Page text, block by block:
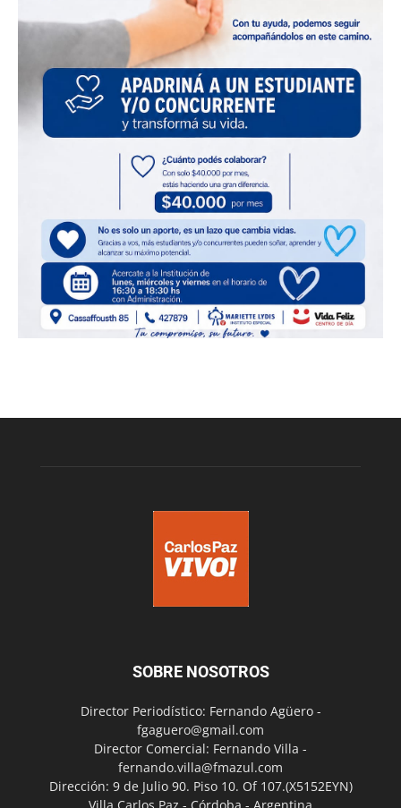
SOBRE NOSOTROS
Director Periodístico: Fernando Agüero -
fgaguero@gmail.com
Director Comercial: Fernando Villa -
fernando.villa@fmazul.com
Dirección: 9 de Julio 90. Piso 10. Of 107.(X5152EYN)